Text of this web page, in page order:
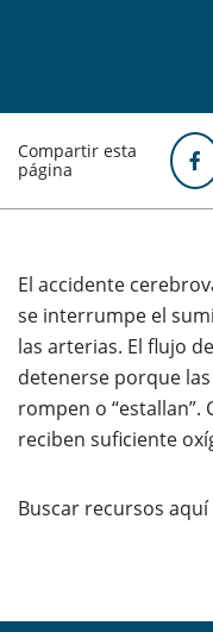
Compartir esta
página
El accidente
se interrumpe el
las arterias. El flujo
detenerse porque
rompen o “estallan”.
reciben suficiente
Buscar recursos aquí